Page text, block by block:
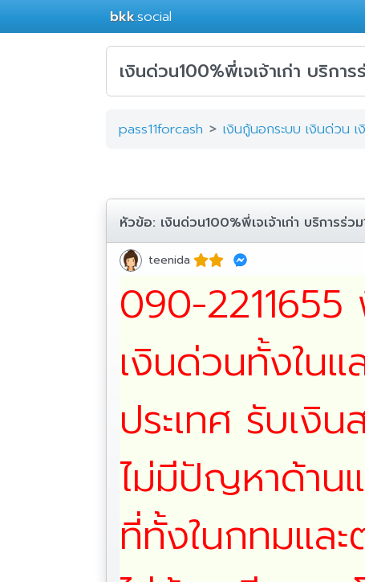
bkk.social
เงินด่วน100%พี่เจเจ้าเก่า บริกา
pass11forcash เงินกู้นอกระบบ เงินด่วน
หัวข้อ: เงินด่วน100%พี่เจเจ้าเก่า บริการร่ว
teenida
090-2211655
เงินด่วนทั้งในแ
ประเทศ รับเงิ
ไม่มีปัญหาด้าน
ที่ทั้งในกทมแล